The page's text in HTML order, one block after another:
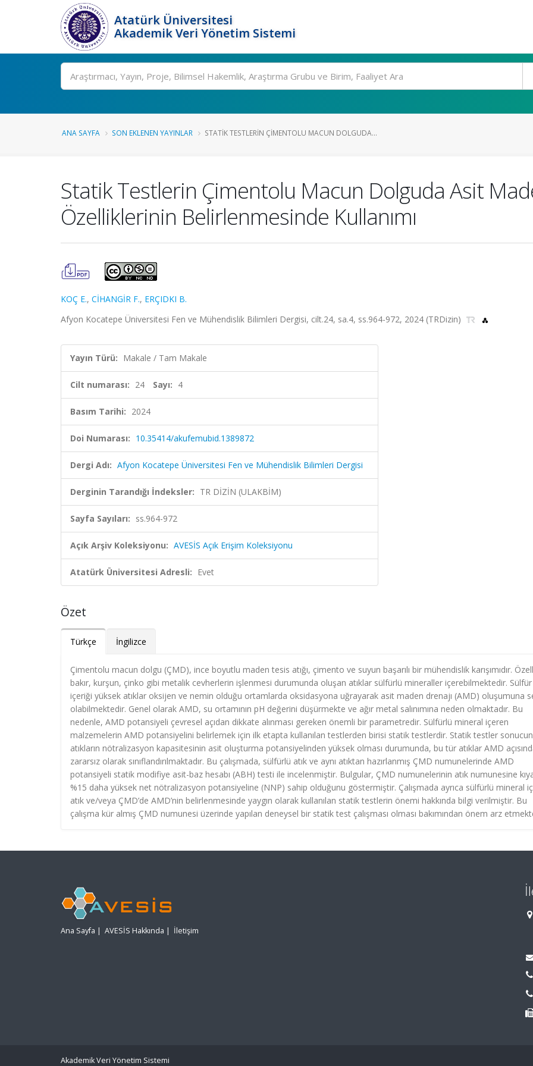
Atatürk Üniversitesi
Akademik Veri Yönetim Sistemi
Ara
ANA SAYFA SON EKLENEN YAYINLAR STATIK TESTLERIN ÇIMENTOLU MACUN DOLGUDA...
Statik Testlerin Çimentolu Macun Dolguda Asit
Özelliklerinin Belirlenmesinde Kullanımı
KOÇ E., CİHANGİR F., ERÇIDKI B.
Afyon Kocatepe Üniversitesi Fen ve Mühendislik Bilimleri Dergisi, cilt.24, sa.4, ss.964-972, 2024 (TRDizin)
Yayın Türü: Makale / Tam Makale
Cilt numarası: 24 Sayı: 4
Basım Tarihi: 2024
Doi Numarası: 10.35414/akufemubid.1389872
Dergi Adı: Afyon Kocatepe Üniversitesi Fen ve Mühendislik Bilimleri Dergisi
Derginin Tarandığı İndeksler: TR DİZİN (ULAKBİM)
Sayfa Sayıları: ss.964-972
Açık Arşiv Koleksiyonu: AVESİS Açık Erişim Koleksiyonu
Atatürk Üniversitesi Adresli: Evet
Özet
Türkçe İngilizce
Çimentolu macun dolgu (ÇMD), ince boyutlu maden tesis atığı, çimento ve suyun başarılı bir mühendislik karışımıdır.
bakır, kurşun, çinko gibi metalik cevherlerin işlenmesi durumunda oluşan atıklar sülfürlü mineraller içerebilmektedir. Sülfür
içeriği yüksek atıklar oksijen ve nemin olduğu ortamlarda oksidasyona uğrayarak asit maden drenajı (AMD) oluşumuna
olabilmektedir. Genel olarak AMD, su ortamının pH değerini düşürmekte ve ağır metal salınımına neden olmaktadır. Bu
nedenle, AMD potansiyeli çevresel açıdan dikkate alınması gereken önemli bir parametredir. Sülfürlü mineral içeren
malzemelerin AMD potansiyelini belirlemek için ilk etapta kullanılan testlerden birisi statik testlerdir. Statik testler
atıkların nötralizasyon kapasitesinin asit oluşturma potansiyelinden yüksek olması durumunda, bu tür atıklar AMD
zararsız olarak sınıflandırılmaktadır. Bu çalışmada, sülfürlü atık ve aynı atıktan hazırlanmış ÇMD numunelerinde AMD
potansiyeli statik modifiye asit-baz hesabı (ABH) testi ile incelenmiştir. Bulgular, ÇMD numunelerinin atık numunesine
%15 daha yüksek net nötralizasyon potansiyeline (NNP) sahip olduğunu göstermiştir. Çalışmada ayrıca sülfürlü mineral
atık ve/veya ÇMD’de AMD’nin belirlenmesinde yaygın olarak kullanılan statik testlerin önemi hakkında bilgi verilmiştir. Bu
çalışma kür almış ÇMD numunesi üzerinde yapılan deneysel bir statik test çalışması olması bakımından önem arz
Ana Sayfa | AVESİS Hakkında | İletişim
Akademik Veri Yönetim Sistemi